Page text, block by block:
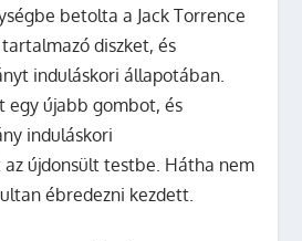
betolta a Jack Torrence
diszket, és
induláskori állapotában.
egy újabb gombot, és
induláskori
újdonsült testbe. Hátha nem
ébredezni kezdett.